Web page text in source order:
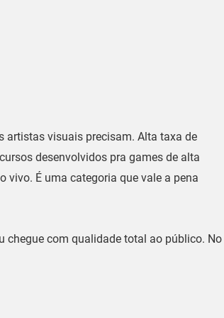
artistas visuais precisam. Alta taxa de
desenvolvidos pra games de alta
É uma categoria que vale a pena
chegue com qualidade total ao público. No